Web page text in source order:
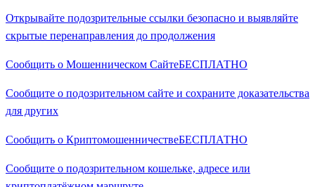
Открывайте подозрительные ссылки безопасно и выявляйте
скрытые перенаправления до продолжения
Сообщить о Мошенническом СайтеБЕСПЛАТНО
Сообщите о подозрительном сайте и сохраните доказательства
для других
Сообщить о КриптомошенничествеБЕСПЛАТНО
Сообщите о подозрительном кошельке, адресе или